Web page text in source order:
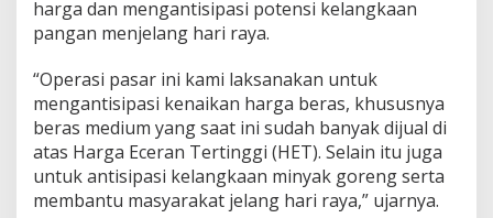
harga dan mengantisipasi potensi kelangkaan
pangan menjelang hari raya.
“Operasi pasar ini kami laksanakan untuk
mengantisipasi kenaikan harga beras, khususnya
beras medium yang saat ini sudah banyak dijual di
atas Harga Eceran Tertinggi (HET). Selain itu juga
untuk antisipasi kelangkaan minyak goreng serta
membantu masyarakat jelang hari raya,” ujarnya.